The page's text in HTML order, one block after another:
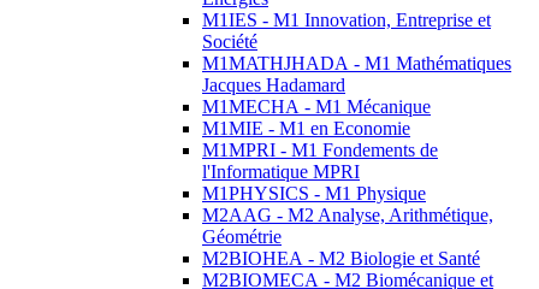
M1IES - M1 Innovation, Entreprise et
Société
M1MATHJHADA - M1 Mathématiques
Jacques Hadamard
M1MECHA - M1 Mécanique
M1MIE - M1 en Economie
M1MPRI - M1 Fondements de
l'Informatique MPRI
M1PHYSICS - M1 Physique
M2AAG - M2 Analyse, Arithmétique,
Géométrie
M2BIOHEA - M2 Biologie et Santé
M2BIOMECA - M2 Biomécanique et